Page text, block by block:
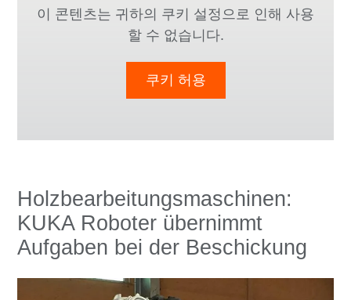
이 콘텐츠는 귀하의 쿠키 설정으로 인해 사용
할 수 없습니다.
쿠키 허용
Holzbearbeitungsmaschinen:
KUKA Roboter übernimmt
Aufgaben bei der Beschickung